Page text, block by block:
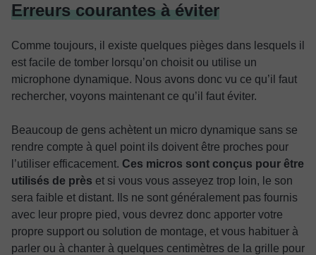
Erreurs courantes à éviter
Comme toujours, il existe quelques pièges dans lesquels il
est facile de tomber lorsqu’on choisit ou utilise un
microphone dynamique. Nous avons donc vu ce qu’il faut
rechercher, voyons maintenant ce qu’il faut éviter.
Beaucoup de gens achètent un micro dynamique sans se
rendre compte à quel point ils doivent être proches pour
l’utiliser efficacement. Ces micros sont conçus pour être
utilisés de près et si vous vous asseyez trop loin, le son
sera faible et distant. Ils ne sont généralement pas fournis
avec leur propre pied, vous devrez donc apporter votre
propre support ou solution de montage, et vous habituer à
parler ou à chanter à quelques centimètres de la grille pour